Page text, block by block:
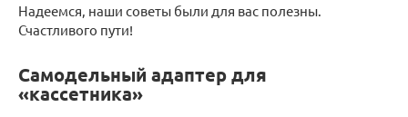
Надеемся, наши советы были для вас полезны.
Счастливого пути!
Самодельный адаптер для
«кассетника»